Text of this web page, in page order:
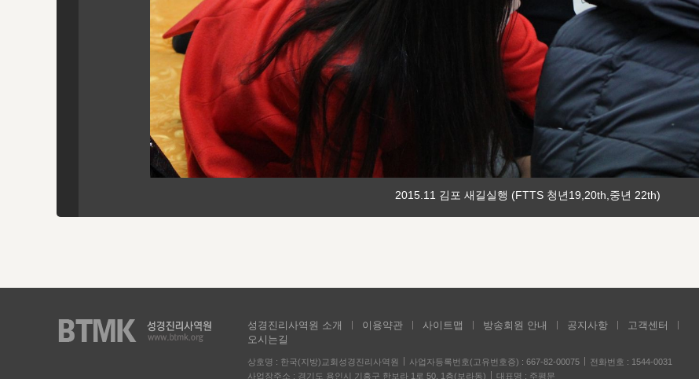
2015.11 김포 새길실행 (FTTS 청년19,20th,중년 22th)
성경진리사역원 소개 이용약관 사이트맵 방송회원 안내 공지사항
고객센터
오시는길
상호명 : 한국(지방)교회성경진리사역원 사업자등록번호(고유번호증) : 667-82-00075
전화번호 : 1544-0031
사업장주소 : 경기도 용인시 기흥구 한보라 1로 50, 1층(보라동)
대표명 : 주평문